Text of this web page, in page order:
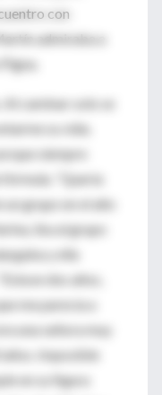
con
admiraba a
caminar solo se
su vida.
siempre
“Quería
grupo en el año
iba al grupo
y ella
dos años,
me parecía a
una señora muy
Imposible
en su figura